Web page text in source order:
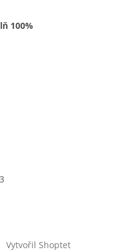
100%
Vytvořil Shoptet